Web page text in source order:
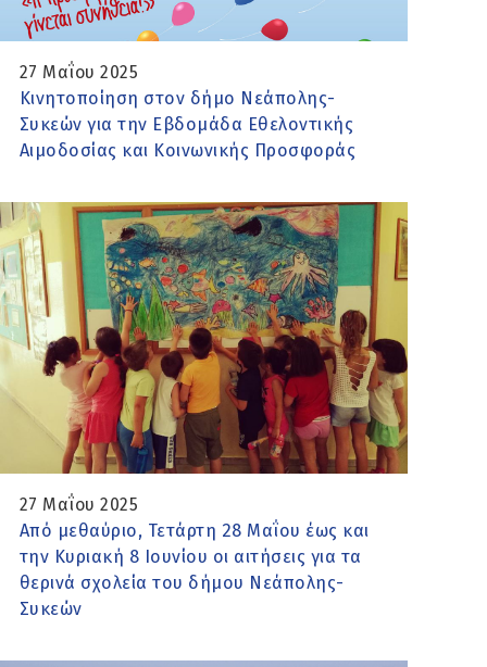
27 Μαΐου 2025
Κινητοποίηση στον δήμο Νεάπολης-
Συκεών για την Εβδομάδα Εθελοντικής
Αιμοδοσίας και Κοινωνικής Προσφοράς
27 Μαΐου 2025
Από μεθαύριο, Τετάρτη 28 Μαΐου έως και
την Κυριακή 8 Ιουνίου οι αιτήσεις για τα
θερινά σχολεία του δήμου Νεάπολης-
Συκεών